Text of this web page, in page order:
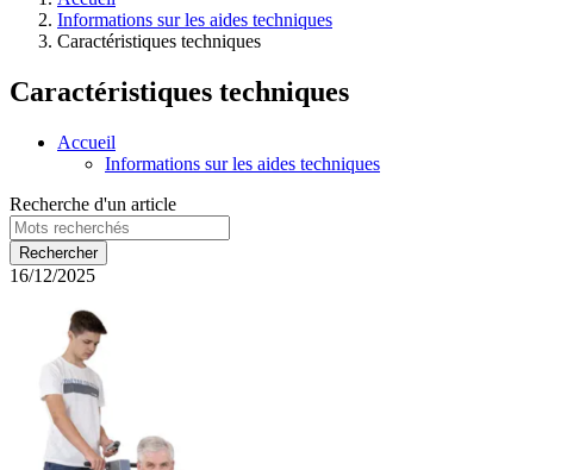
Informations sur les aides techniques
Caractéristiques techniques
Caractéristiques techniques
Accueil
Informations sur les aides techniques
Recherche d'un article
16/12/2025